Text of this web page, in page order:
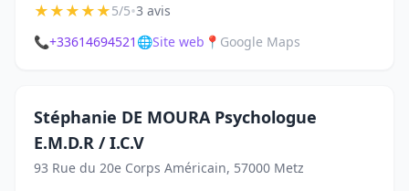
★★★★★5/5•3 avis
📞+33614694521 🌐Site web 📍 Google Maps
Stéphanie DE MOURA Psychologue
E.M.D.R / I.C.V
93 Rue du 20e Corps Américain, 57000 Metz